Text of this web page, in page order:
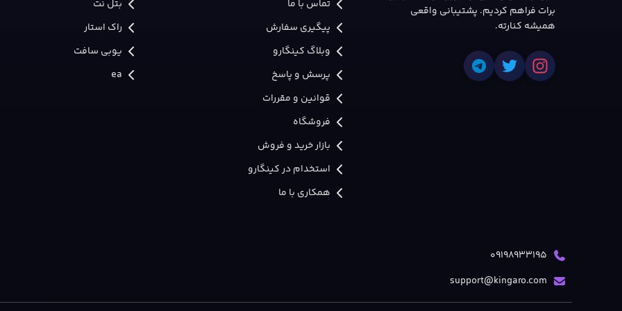
برات فراهم کردیم. پشتیبانی واقعی
همیشه کنارته.
تماس با ما
پیگیری سفارش
وبلاگ کینگارو
پرسش و پاسخ
قوانین و مقررات
فروشگاه
بازار خرید و فروش
استخدام در کینگارو
همکاری با ما
بتل نت
راک استار
یوبی سافت
ea
09198933195
support@kingaro.com